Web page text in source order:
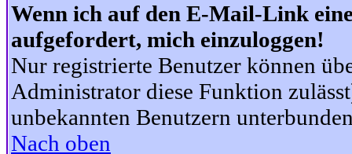
Wenn ich auf den E-Mail-Link
aufgefordert, mich einzuloggen!
Nur registrierte Benutzer können
Administrator diese Funktion
unbekannten Benutzern
Nach oben